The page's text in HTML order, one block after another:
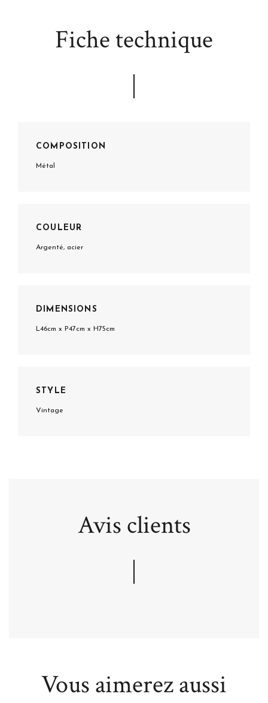
Fiche technique
COMPOSITION
Métal
COULEUR
Argenté, acier
DIMENSIONS
L46cm x P47cm x H75cm
STYLE
Vintage
Avis clients
Vous aimerez aussi